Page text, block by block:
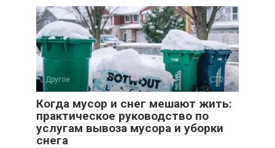
Другое 0
Когда мусор и снег мешают жить:
практическое руководство по
услугам вывоза мусора и уборки
снега